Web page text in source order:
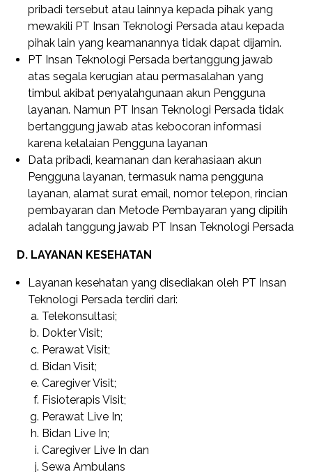
pribadi tersebut atau lainnya kepada pihak yang
mewakili PT Insan Teknologi Persada atau kepada
pihak lain yang keamanannya tidak dapat dijamin.
PT Insan Teknologi Persada bertanggung jawab
atas segala kerugian atau permasalahan yang
timbul akibat penyalahgunaan akun Pengguna
layanan. Namun PT Insan Teknologi Persada tidak
bertanggung jawab atas kebocoran informasi
karena kelalaian Pengguna layanan
Data pribadi, keamanan dan kerahasiaan akun
Pengguna layanan, termasuk nama pengguna
layanan, alamat surat email, nomor telepon, rincian
pembayaran dan Metode Pembayaran yang dipilih
adalah tanggung jawab PT Insan Teknologi Persada
D. LAYANAN KESEHATAN
Layanan kesehatan yang disediakan oleh PT Insan
Teknologi Persada terdiri dari:
Telekonsultasi;
Dokter Visit;
Perawat Visit;
Bidan Visit;
Caregiver Visit;
Fisioterapis Visit;
Perawat Live In;
Bidan Live In;
Caregiver Live In dan
Sewa Ambulans